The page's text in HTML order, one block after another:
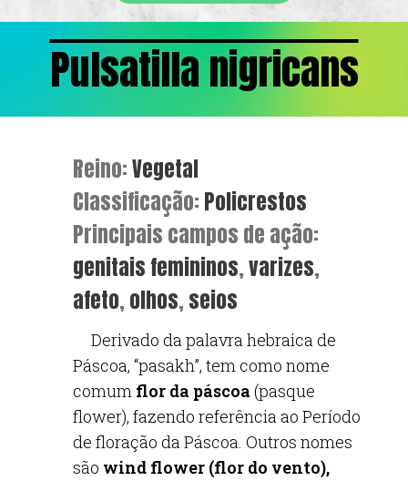
Pulsatilla nigricans
Reino:Vegetal
Classificação: Policrestos
Principais campos de ação:
genitais femininos,varizes,
afeto, olhos, seios
Derivado da palavra hebraica de
Páscoa, “pasakh”, tem como nome
comum flor da páscoa (pasque
flower), fazendo referência ao Período
de floração da Páscoa. Outros nomes
são wind flower (flor do vento),